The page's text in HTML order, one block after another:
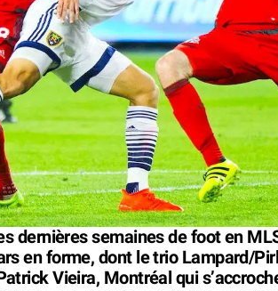
dernières semaines de foot en
en forme, dont le trio Lampard/
Vieira, Montréal qui